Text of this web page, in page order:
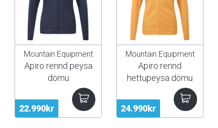
22.990kr
Mountain Equipment
Apiro rennd peysa
dömu
24.990kr
Mountain Equipment
Apiro rennd
hettupeysa dömu